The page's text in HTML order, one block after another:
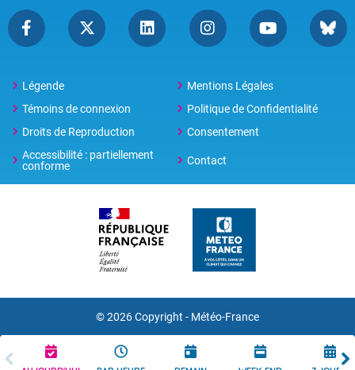
Légende
Mentions Légales
Témoins de connexion
Politique de Confidentialité
Droits de Reproduction
Consentement
Accessibilité : partiellement
conforme
Contact
© 2026 Copyright - Météo-France